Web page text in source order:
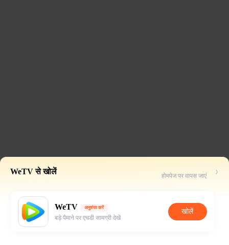
WeTV से खोलें होमपेज पर वापस जाएं
WeTV अनुशंसा करें
बड़े पैमाने पर एचडी सामग्री देखें
खोलें